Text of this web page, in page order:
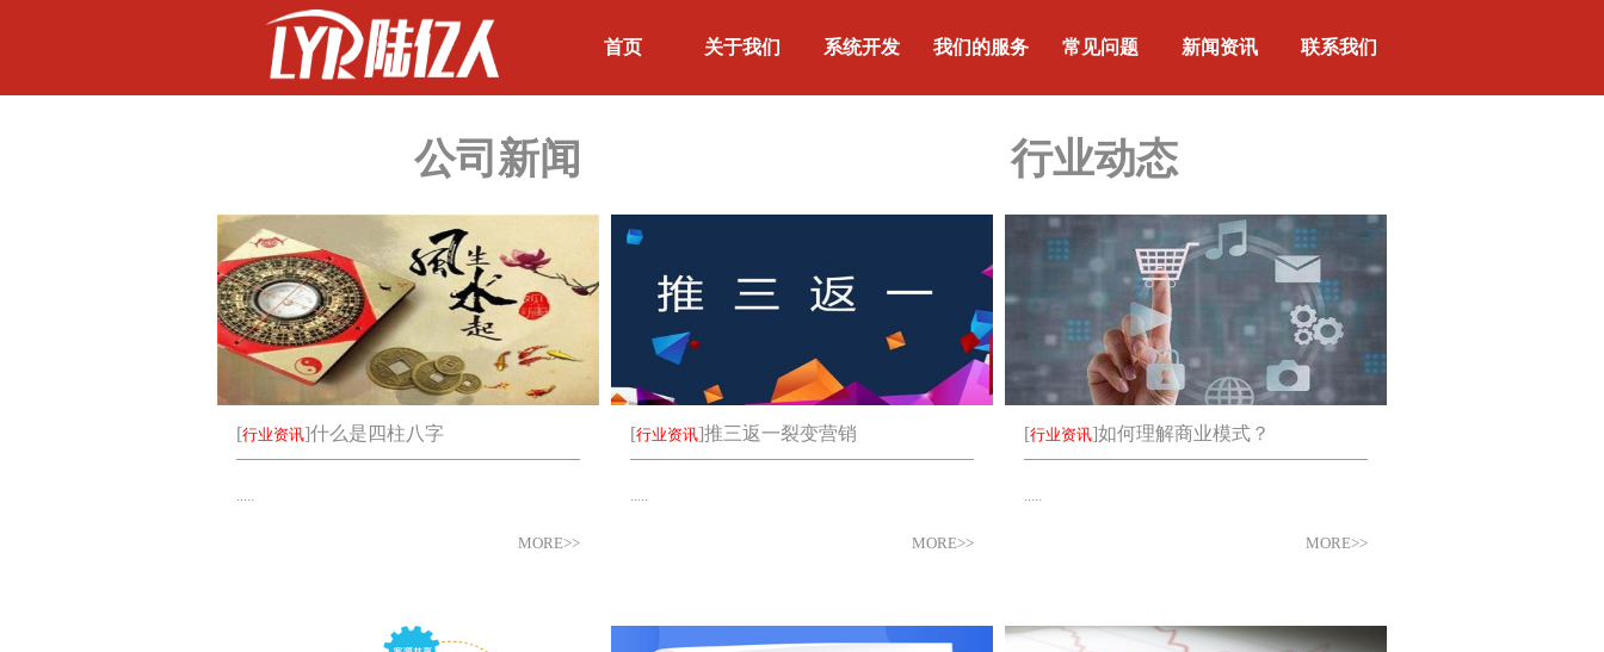
首页 关于我们 系统开发 我们的服务 常见问题 新闻资讯 联系我们
公司新闻 行业动态
[行业资讯]什么是四柱八字
.....
MORE>>
[行业资讯]推三返一裂变营销
.....
MORE>>
[行业资讯]如何理解商业模式？
.....
MORE>>